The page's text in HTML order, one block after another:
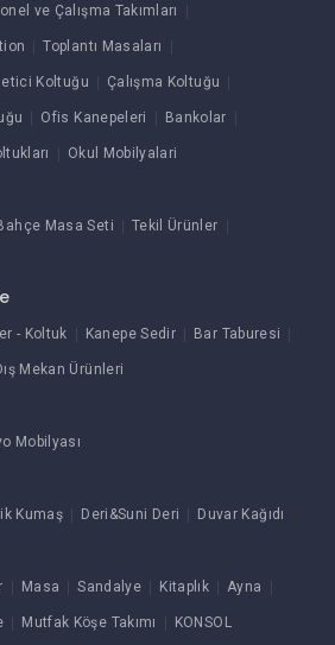
ve Çalışma Takımları
Toplantı Masaları
Koltuğu Çalışma Koltuğu
Ofis Kanepeleri Bankolar
Okul Mobilyalari
Masa Seti Tekil Ürünler
- Koltuk Kanepe Sedir Bar Taburesi
Mekan Ürünleri
Mobilyası
Kumaş Deri&Suni Deri Duvar Kağıdı
Masa Sandalye Kitaplık Ayna
Mutfak Köşe Takımı KONSOL